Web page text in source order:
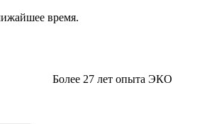
время.
Более 27 лет опыта ЭКО